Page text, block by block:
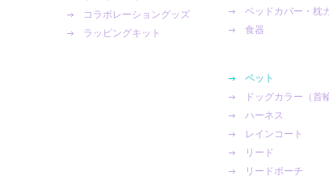
コラボレーショングッズ
ラッピングキット
ベッドカバー・枕
食器
ペット
ドッグカラー（首
ハーネス
レインコート
リード
リードポーチ